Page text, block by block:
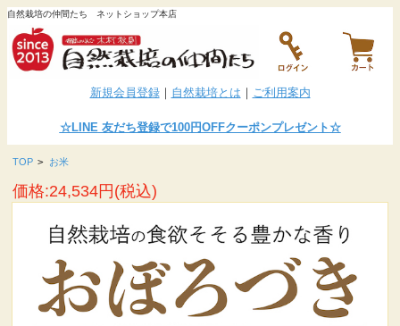
自然栽培の仲間たち ネットショップ本店
新規会員登録｜ 自然栽培とは ｜ ご利用案内
☆LINE友だち登録で100円OFFクーポンプレゼント☆
TOP > お米
価格:24,534円(税込)